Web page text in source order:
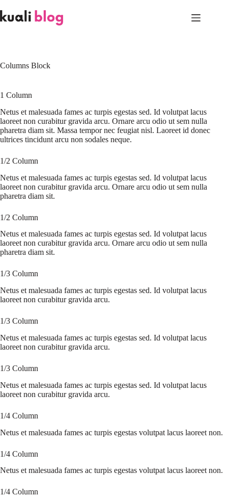
to
content
Columns Block
1 Column
Netus et malesuada fames ac turpis egestas sed. Id volutpat lacus
laoreet non curabitur gravida arcu. Ornare arcu odio ut sem nulla
pharetra diam sit. Massa tempor nec feugiat nisl. Laoreet id donec
ultrices tincidunt arcu non sodales neque.
1/2 Column
Netus et malesuada fames ac turpis egestas sed. Id volutpat lacus
laoreet non curabitur gravida arcu. Ornare arcu odio ut sem nulla
pharetra diam sit.
1/2 Column
Netus et malesuada fames ac turpis egestas sed. Id volutpat lacus
laoreet non curabitur gravida arcu. Ornare arcu odio ut sem nulla
pharetra diam sit.
1/3 Column
Netus et malesuada fames ac turpis egestas sed. Id volutpat lacus
laoreet non curabitur gravida arcu.
1/3 Column
Netus et malesuada fames ac turpis egestas sed. Id volutpat lacus
laoreet non curabitur gravida arcu.
1/3 Column
Netus et malesuada fames ac turpis egestas sed. Id volutpat lacus
laoreet non curabitur gravida arcu.
1/4 Column
Netus et malesuada fames ac turpis egestas volutpat lacus laoreet non.
1/4 Column
Netus et malesuada fames ac turpis egestas volutpat lacus laoreet non.
1/4 Column